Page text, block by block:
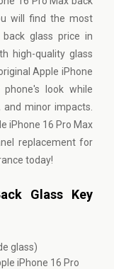
will find the most
glass price in
high-quality glass
Apple iPhone
look while
minor impacts.
iPhone 16 Pro Max
replacement for
today!
Glass Key
glass)
iPhone 16 Pro